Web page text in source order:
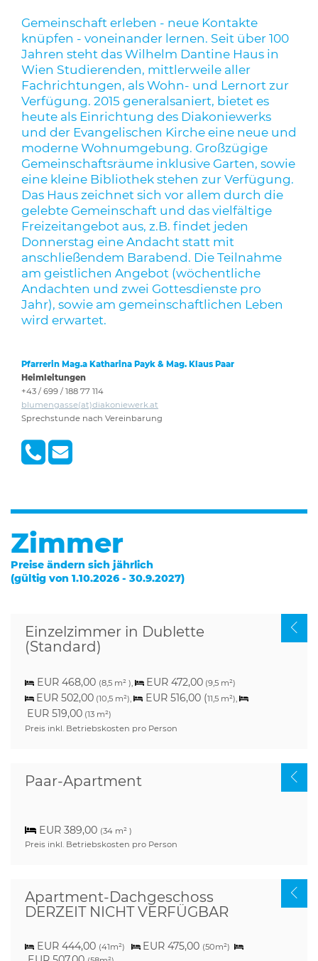
Gemeinschaft erleben - neue Kontakte
knüpfen - voneinander lernen. Seit über 100
Jahren steht das Wilhelm Dantine Haus in
Wien Studierenden, mittlerweile aller
Fachrichtungen, als Wohn- und Lernort zur
Verfügung. 2015 generalsaniert, bietet es
heute als Einrichtung des Diakoniewerks
und der Evangelischen Kirche eine neue und
moderne Wohnumgebung. Großzügige
Gemeinschaftsräume inklusive Garten, sowie
eine kleine Bibliothek stehen zur Verfügung.
Das Haus zeichnet sich vor allem durch die
gelebte Gemeinschaft und das vielfältige
Freizeitangebot aus, z.B. findet jeden
Donnerstag eine Andacht statt mit
anschließendem Barabend. Die Teilnahme
am geistlichen Angebot (wöchentliche
Andachten und zwei Gottesdienste pro
Jahr), sowie am gemeinschaftlichen Leben
wird erwartet.
Pfarrerin Mag.a Katharina Payk & Mag. Klaus Paar
Heimleitungen
+43 / 699 / 188 77 114
blumengasse(at)diakoniewerk.at
Sprechstunde nach Vereinbarung
Zimmer
Preise ändern sich jährlich
(gültig von 1.10.2026 - 30.9.2027)
Einzelzimmer in Dublette
(Standard)
EUR 468,00 (8,5 m² ), EUR 472,00 (9,5 m²)
EUR 502,00 (10,5 m²), EUR 516,00 (11,5 m²),
EUR 519,00 (13 m²)
Preis inkl. Betriebskosten pro Person
Zimmer - ©Elias Gäbler
Paar-Apartment
EUR 389,00 (34 m² )
Preis inkl. Betriebskosten pro Person
Apartment-Dachgeschoss
DERZEIT NICHT VERFÜGBAR
EUR 444,00 (41m²) EUR 475,00 (50m²)